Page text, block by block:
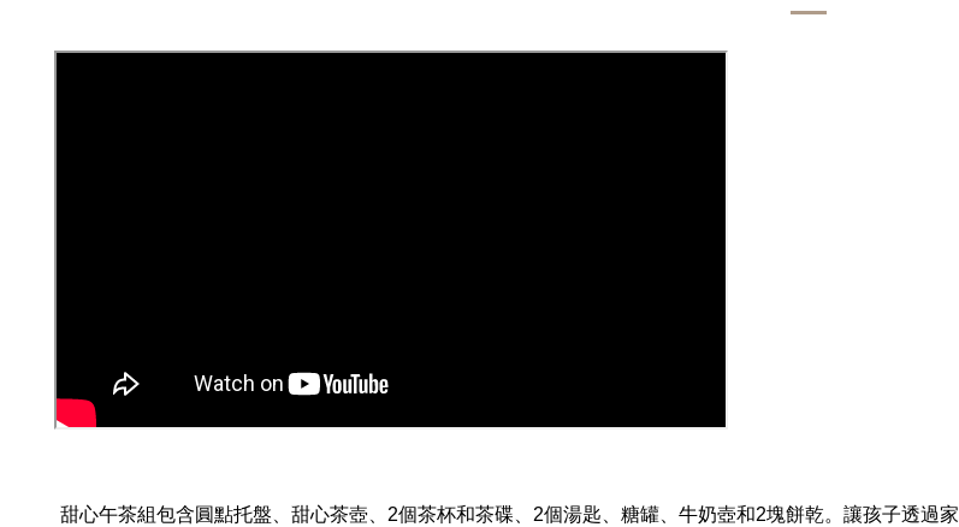
甜心午茶組包含圓點托盤、甜心茶壺、2個茶杯和茶碟、2個湯匙、糖罐、牛奶壺和2塊餅乾。讓孩子透過